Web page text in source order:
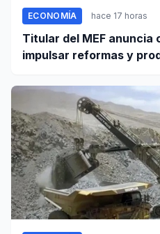
ECONOMÍA hace 17 horas
Titular del MEF anuncia
impulsar reformas y